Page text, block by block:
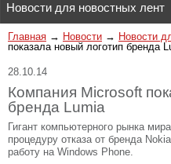
Новости для новостных лент
Главная → Новости → Новости
показала новый логотип бренда
28.10.14
Компания Microsoft
бренда Lumia
Гигант компьютерного рынка
процедуру отказа от бренда
работу на Windows Phone.